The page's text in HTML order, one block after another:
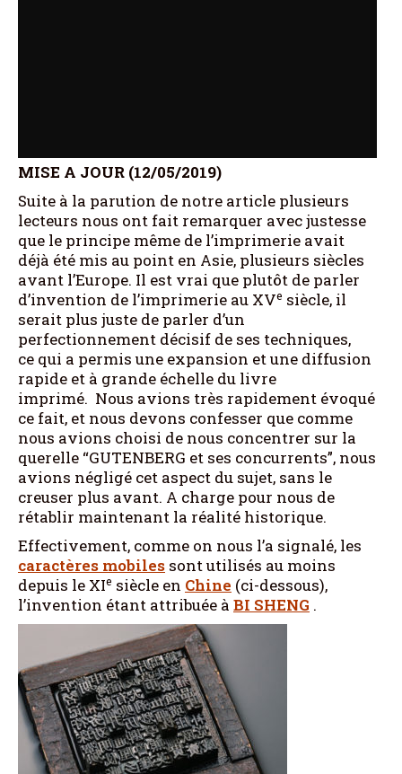
MISE A JOUR (12/05/2019)
Suite à la parution de notre article plusieurs
lecteurs nous ont fait remarquer avec justesse
que le principe même de l’imprimerie avait
déjà été mis au point en Asie, plusieurs siècles
avant l’Europe. Il est vrai que plutôt de parler
d’invention de l’imprimerie au XVe siècle, il
serait plus juste de parler d’un
perfectionnement décisif de ses techniques,
ce qui a permis une expansion et une diffusion
rapide et à grande échelle du livre
imprimé. Nous avions très rapidement évoqué
ce fait, et nous devons confesser que comme
nous avions choisi de nous concentrer sur la
querelle “GUTENBERG et ses concurrents”, nous
avions négligé cet aspect du sujet, sans le
creuser plus avant. A charge pour nous de
rétablir maintenant la réalité historique.
Effectivement, comme on nous l’a signalé, les
caractères mobiles sont utilisés au moins
depuis le XIe siècle en Chine (ci-dessous),
l’invention étant attribuée à BI SHENG .